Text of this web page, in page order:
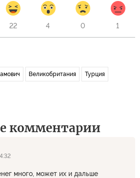
22 4 0 1
Великобритания Турция
комментарии
много, может их и дальше